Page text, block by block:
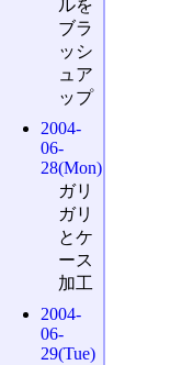
ルを
ブラ
ッシ
ュア
ップ
2004-
06-
28(Mon)
ガリ
ガリ
とケ
ース
加工
2004-
06-
29(Tue)